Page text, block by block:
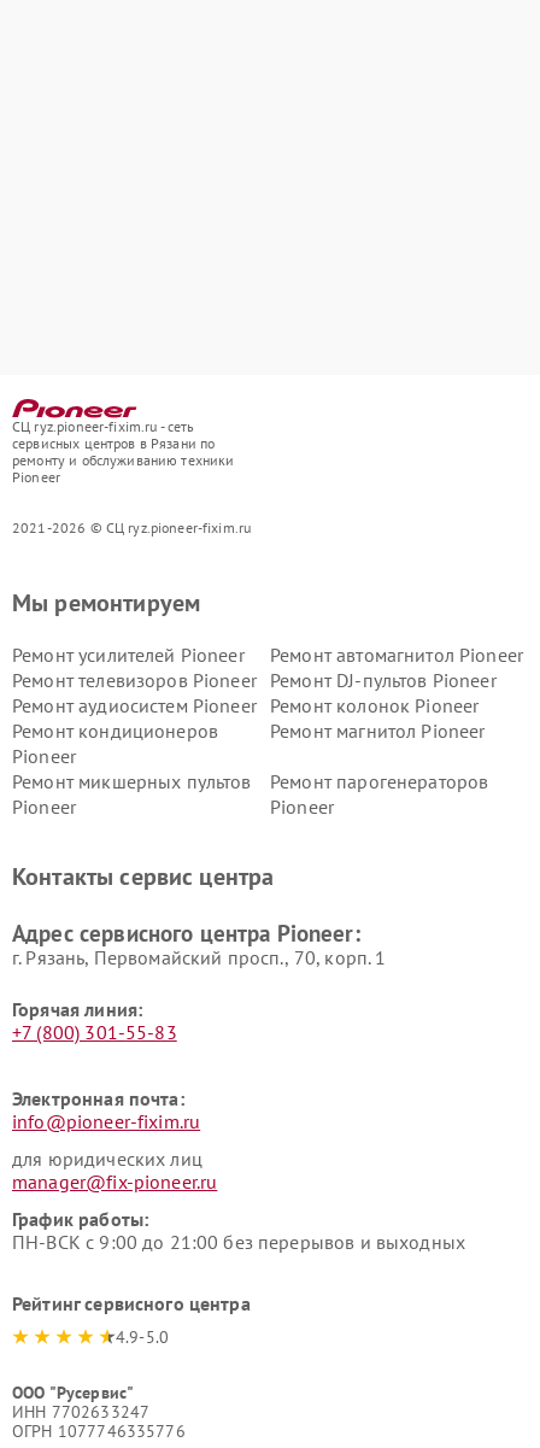
СЦ ryz.pioneer-fixim.ru - сеть
сервисных центров в Рязани по
ремонту и обслуживанию техники
Pioneer
2021-2026 © СЦ ryz.pioneer-fixim.ru
Мы ремонтируем
Ремонт усилителей Pioneer
Ремонт автомагнитол Pioneer
Ремонт телевизоров Pioneer
Ремонт DJ-пультов Pioneer
Ремонт аудиосистем Pioneer
Ремонт колонок Pioneer
Ремонт кондиционеров
Pioneer
Ремонт магнитол Pioneer
Ремонт микшерных пультов
Pioneer
Ремонт парогенераторов
Pioneer
Контакты сервис центра
Адрес сервисного центра Pioneer:
г. Рязань, Первомайский просп., 70, корп. 1
Горячая линия:
+7 (800) 301-55-83
Электронная почта:
info@pioneer-fixim.ru
для юридических лиц
manager@fix-pioneer.ru
График работы:
ПН-ВСК с 9:00 до 21:00 без перерывов и выходных
Рейтинг сервисного центра
4.9-5.0
ООО "Русервис"
ИНН 7702633247
ОГРН 1077746335776